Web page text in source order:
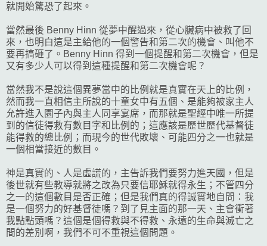
就開始驚恐了起來。
當然最後 Benny Hinn 從夢中醒過來，從心臟病中被救了回
來，也明白這是主給他的一個警告和第二次的機會、叫他不
要再搞砸了。Benny Hinn 得到一個提醒和第二次機會，但是
又有多少人可以得到這種提醒和第二次機會呢？
當然我不是說這個異夢當中的比例就是真實在天上的比例，
然而我一直相信主所說的十童女中有五個、是能夠被家主人
允許進入園子內與主人同享宴席，而那就是聖經中唯一所提
到的信徒得救有數目字和比例的；這應該是歷世歷代基督徒
能得救的總比例；而現今的世代敗壞、可能四分之一也就是
一個相當接近的數目。
神是真實的、人是虛謊的，主告訴我們要努力進天國，但是
後世就有些教導就將之改為只要信耶穌就得永生；不管四分
之一的這個數目是否正確；但是我們真的得誠實地自問：我
是一個努力的好基督徒嗎？到了見主面的那一天、主會衝著
我點點頭嗎？這個是個得救與不得救、永遠的生命與滅亡之
間的差別啊，我們不可不重視這個問題。